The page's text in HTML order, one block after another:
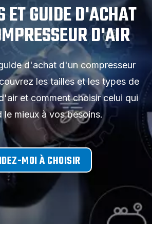
ET GUIDE D'ACHAT
D'AIR
d'achat d'un compresseur
les tailles et les types de
et comment choisir celui qui
le mieux à vos besoins.
MOI À CHOISIR